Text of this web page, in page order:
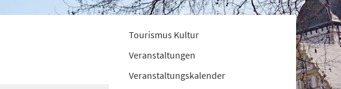
Tourismus Kultur
Veranstaltungen
Veranstaltungskalender